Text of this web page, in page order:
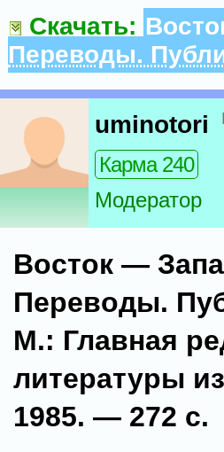
Скачать:
Переводы.
uminotori
Карма 240
Модератор
Восток —
Переводы.
М.: Главная
литературы
1985. — 272 с.